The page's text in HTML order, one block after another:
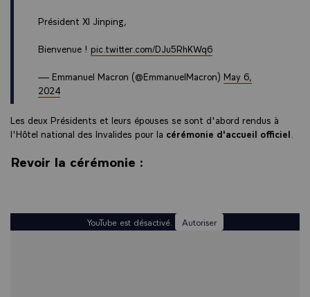
Président XI Jinping,
Bienvenue ! pic.twitter.com/DJu5RhKWq6
— Emmanuel Macron (@EmmanuelMacron) May 6,
2024
Les deux Présidents et leurs épouses se sont d'abord rendus à
l'Hôtel national des Invalides pour la cérémonie d'accueil officiel
Revoir la cérémonie :
YouTube est désactivé. Autoriser